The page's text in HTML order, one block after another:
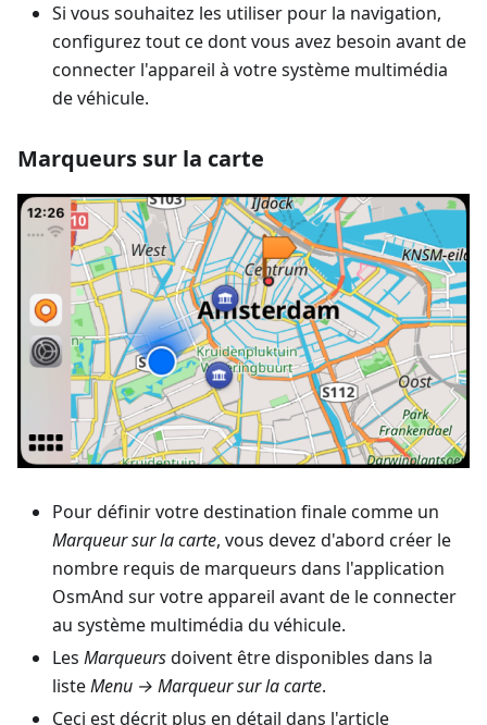
Si vous souhaitez les utiliser pour la navigation,
configurez tout ce dont vous avez besoin avant de
connecter l'appareil à votre système multimédia
de véhicule.
Marqueurs sur la carte
Pour définir votre destination finale comme un
Marqueur sur la carte, vous devez d'abord créer le
nombre requis de marqueurs dans l'application
OsmAnd sur votre appareil avant de le connecter
au système multimédia du véhicule.
Les Marqueursdoivent être disponibles dans la
listeMenu → Marqueur sur la carte.
Ceci est décrit plus en détail dans l'article